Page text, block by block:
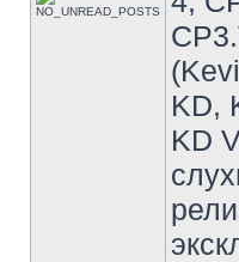
KD,
KD